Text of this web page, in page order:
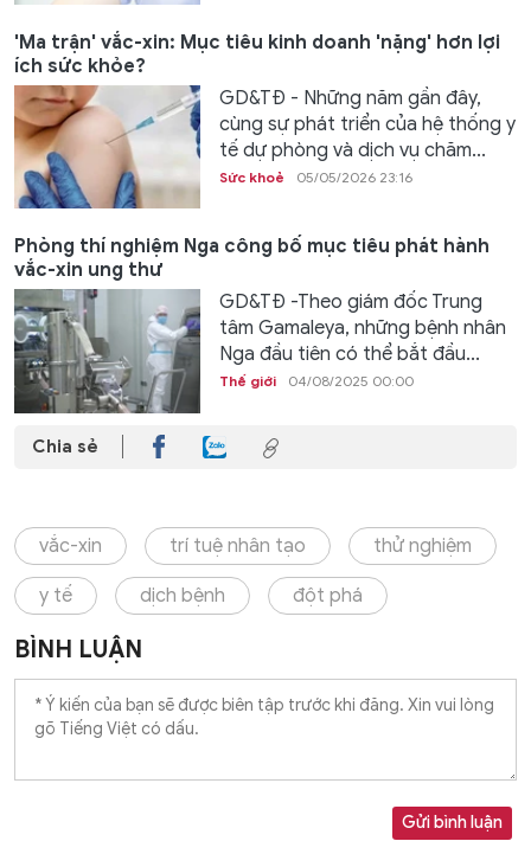
'Ma trận' vắc-xin: Mục tiêu kinh doanh 'nặng' hơn lợi
ích sức khỏe?
GD&TĐ - Những năm gần đây,
cùng sự phát triển của hệ thống y
tế dự phòng và dịch vụ chăm...
Sức khoẻ 05/05/2026 23:16
Phòng thí nghiệm Nga công bố mục tiêu phát hành
vắc-xin ung thư
GD&TĐ -Theo giám đốc Trung
tâm Gamaleya, những bệnh nhân
Nga đầu tiên có thể bắt đầu...
Thế giới 04/08/2025 00:00
Chia sẻ
vắc-xin trí tuệ nhân tạo thử nghiệm
y tế dịch bệnh đột phá
BÌNH LUẬN
Gửi bình luận